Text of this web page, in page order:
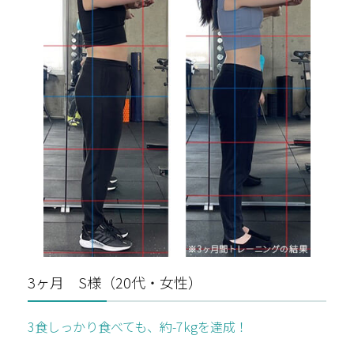
3ヶ月 S様（20代・女性）
3食しっかり食べても、約-7kgを達成！